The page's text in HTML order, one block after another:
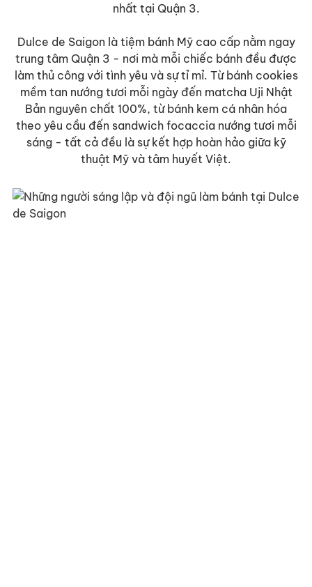
nhất tại Quận 3.
Dulce de Saigon là tiệm bánh Mỹ cao cấp nằm ngay
trung tâm Quận 3 - nơi mà mỗi chiếc bánh đều được
làm thủ công với tình yêu và sự tỉ mỉ. Từ bánh cookies
mềm tan nướng tươi mỗi ngày đến matcha Uji Nhật
Bản nguyên chất 100%, từ bánh kem cá nhân hóa
theo yêu cầu đến sandwich focaccia nướng tươi mỗi
sáng - tất cả đều là sự kết hợp hoàn hảo giữa kỹ
thuật Mỹ và tâm huyết Việt.